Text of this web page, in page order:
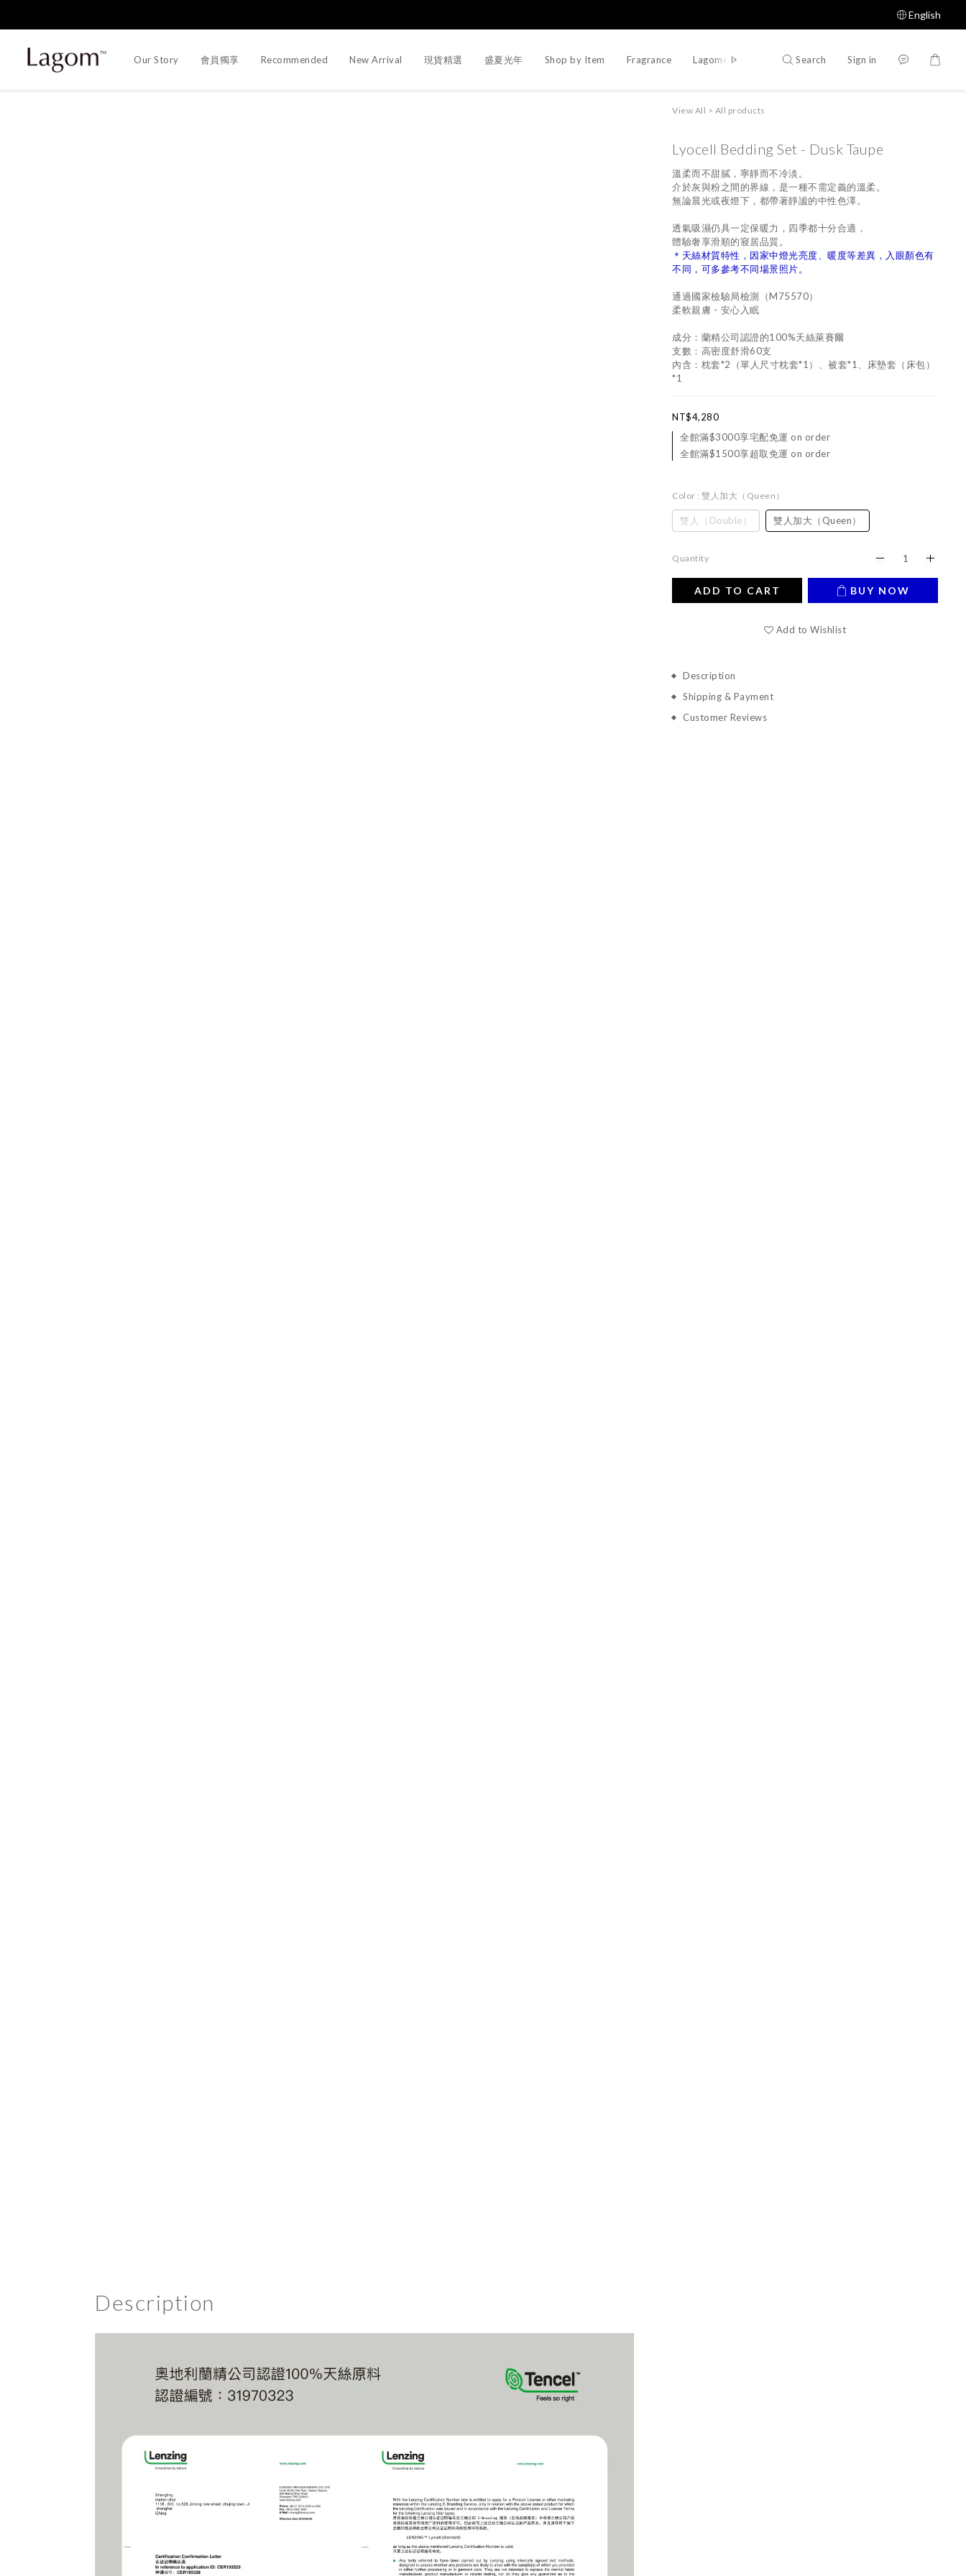
English
Our Story 會員獨享 Recommended New Arrival 現貨精選 盛夏光年 Shop by Item Fragrance Lagomer Proposal Designer Proposal
Search Sign in
View All > All products
Lyocell Bedding Set - Dusk Taupe
溫柔而不甜膩，寧靜而不冷淡。
介於灰與粉之間的界線，是一種不需定義的溫柔。
無論晨光或夜燈下，都帶著靜謐的中性色澤。
透氣吸濕仍具一定保暖力，四季都十分合適，
體驗奢享滑順的寢居品質。
＊天絲材質特性，因家中燈光亮度、暖度等差異，入眼顏色有
不同，可多參考不同場景照片。
通過國家檢驗局檢測（M75570）
柔軟親膚・安心入眠
成分：蘭精公司認證的100%天絲萊賽爾
支數：高密度舒滑60支
內含：枕套*2（單人尺寸枕套*1）、被套*1、床墊套（床包）
*1
NT$4,280
全館滿$3000享宅配免運 on order
全館滿$1500享超取免運 on order
Color : 雙人加大（Queen）
雙人（Double） 雙人加大（Queen）
Quantity
ADD TO CART BUY NOW
Add to Wishlist
Description
Shipping & Payment
Customer Reviews
Description